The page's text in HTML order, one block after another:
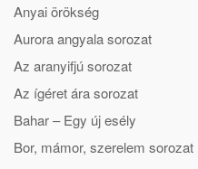
Anyai örökség
Aurora angyala sorozat
Az aranyifjú sorozat
Az ígéret ára sorozat
Bahar – Egy új esély
Bor, mámor, szerelem sorozat